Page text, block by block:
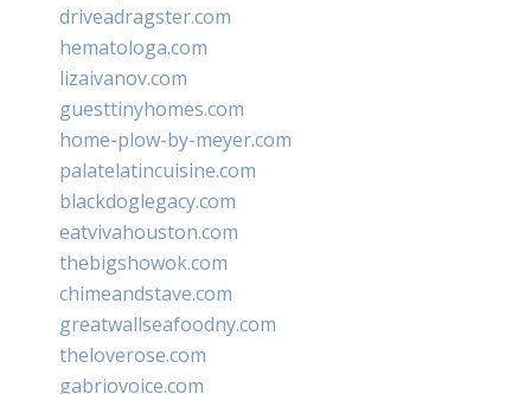
driveadragster.com
hematologa.com
lizaivanov.com
guesttinyhomes.com
home-plow-by-meyer.com
palatelatincuisine.com
blackdoglegacy.com
eatvivahouston.com
thebigshowok.com
chimeandstave.com
greatwallseafoodny.com
theloverose.com
gabriovoice.com